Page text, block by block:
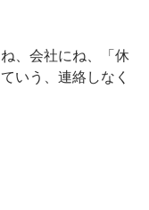
、会社にね、「休
いう、連絡しなく